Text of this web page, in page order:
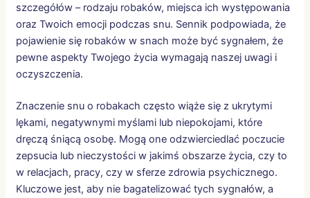
szczegółów – rodzaju robaków, miejsca ich występowania
oraz Twoich emocji podczas snu. Sennik podpowiada, że
pojawienie się robaków w snach może być sygnałem, że
pewne aspekty Twojego życia wymagają naszej uwagi i
oczyszczenia.
Znaczenie snu o robakach często wiąże się z ukrytymi
lękami, negatywnymi myślami lub niepokojami, które
dręczą śniącą osobę. Mogą one odzwierciedlać poczucie
zepsucia lub nieczystości w jakimś obszarze życia, czy to
w relacjach, pracy, czy w sferze zdrowia psychicznego.
Kluczowe jest, aby nie bagatelizować tych sygnałów, a